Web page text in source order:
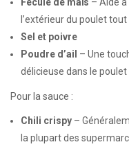
l’extérieur du poulet
Sel et poivre
Poudre d’ail – Une
délicieuse dans le poulet
Pour la sauce :
Chili crispy –
la plupart des